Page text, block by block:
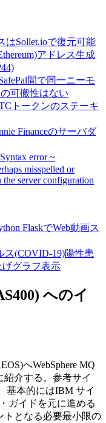
はSollet.ioで復元可能
アドレス生成
間で同一ニーモ
可搬性はない
トークンのステーキ
Financeのサーバダ
error ~
misspelled or
server configuration
FlaskでWeb動画ス
ス(COVID-19)陽性患
げグラフ表示
へのイ
へWebSphere MQ
介する。参考サイ
基本的にはIBM サイ
ガイドを元に進める
トとなる必要最小限の